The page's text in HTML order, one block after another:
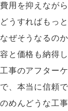
費用を抑えなが
どうすればもっ
なぜそうなるの
容と価格も納得
工事のアフター
で、本当に信頼
のめんどうな工